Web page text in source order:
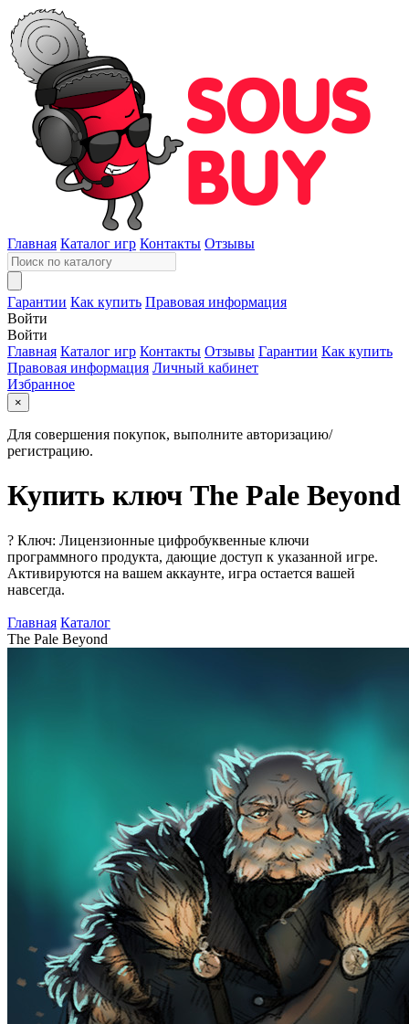
Главная Каталог игр Контакты Отзывы
Гарантии Как купить Правовая информация
Войти
Войти
Главная Каталог игр Контакты Отзывы Гарантии Как купить
Правовая информация Личный кабинет
Избранное
×
Для совершения покупок, выполните авторизацию/
регистрацию.
Купить ключ The Pale Beyond
? Ключ: Лицензионные цифробуквенные ключи
программного продукта, дающие доступ к указанной игре.
Активируются на вашем аккаунте, игра остается вашей
навсегда.
Главная Каталог
The Pale Beyond